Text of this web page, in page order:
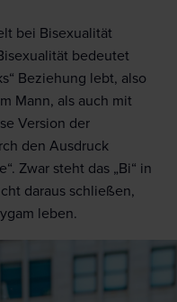
bei Bisexualität
bedeutet
Beziehung lebt, also
Mann, als auch mit
Version der
den Ausdruck
Zwar steht das „Bi“ in
daraus schließen,
leben.